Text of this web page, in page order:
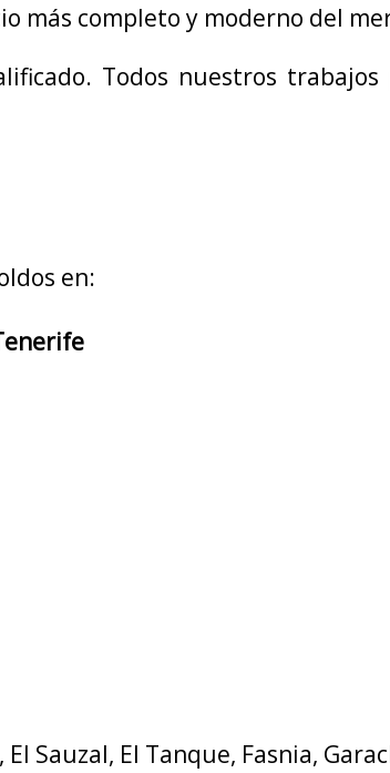
más completo y moderno del
Todos nuestros trabajos
en:
Sauzal, El Tanque, Fasnia,